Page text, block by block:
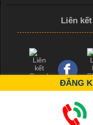
Liên
Copyright ©
ĐĂNG